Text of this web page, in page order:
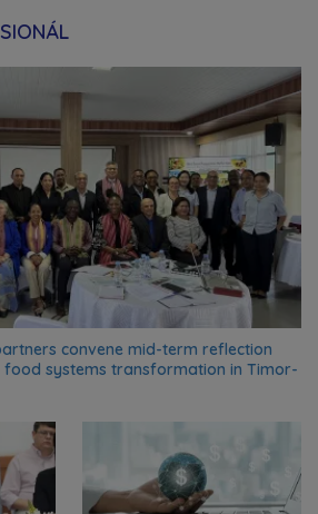
convene mid-term reflection
systems transformation in Timor-